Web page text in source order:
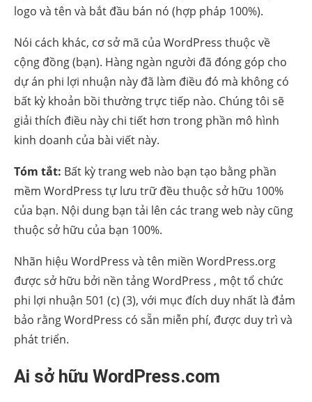
logo và tên và bắt đầu bán nó (hợp pháp 100%).
Nói cách khác, cơ sở mã của WordPress thuộc về
cộng đồng (bạn). Hàng ngàn người đã đóng góp cho
dự án phi lợi nhuận này đã làm điều đó mà không có
bất kỳ khoản bồi thường trực tiếp nào. Chúng tôi sẽ
giải thích điều này chi tiết hơn trong phần mô hình
kinh doanh của bài viết này.
Tóm tắt: Bất kỳ trang web nào bạn tạo bằng phần
mềm WordPress tự lưu trữ đều thuộc sở hữu 100%
của bạn. Nội dung bạn tải lên các trang web này cũng
thuộc sở hữu của bạn 100%.
Nhãn hiệu WordPress và tên miền WordPress.org
được sở hữu bởi nền tảng WordPress , một tổ chức
phi lợi nhuận 501 (c) (3), với mục đích duy nhất là đảm
bảo rằng WordPress có sẵn miễn phí, được duy trì và
phát triển.
Ai sở hữu WordPress.com